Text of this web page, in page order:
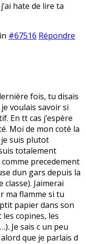
hate de lire ta
#67516 Répondre
fois, tu disais
voulais savoir si
En tt cas j’espère
Moi de mon coté la
suis plutot
totalement
precedement
dun gars depuis la
Jaimerai
ma flamme si tu
papier dans son
les copines, les
Je sais c un peu
que je parlais d